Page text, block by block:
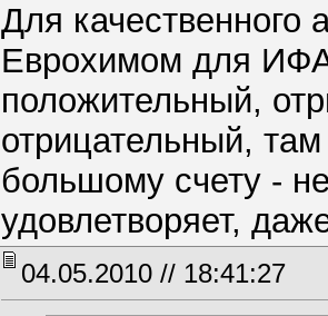
Для
Еврохимом для
положительный,
отрицательный,
большому счету -
удовлетворяет,
04.05.2010 // 18:41:27